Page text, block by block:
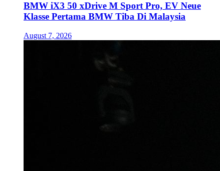
BMW iX3 50 xDrive M Sport Pro, EV Neue
Klasse Pertama BMW Tiba Di Malaysia
August 7, 2026